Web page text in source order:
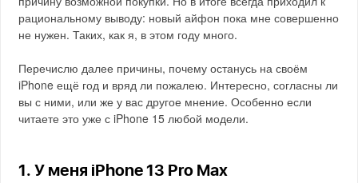
рациональному выводу: новый айфон пока мне совершенно
не нужен. Таких, как я, в этом году много.
Перечислю далее причины, почему останусь на своём
iPhone ещё год и вряд ли пожалею. Интересно, согласны ли
вы с ними, или же у вас другое мнение. Особенно если
читаете это уже с iPhone 15 любой модели.
1. У меня iPhone 13 Pro Max